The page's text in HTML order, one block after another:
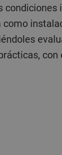
condiciones